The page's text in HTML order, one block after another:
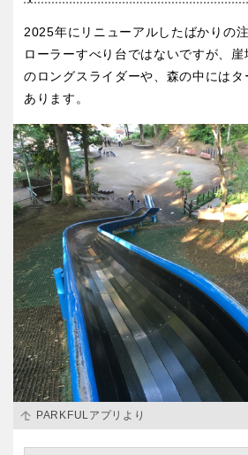
兵庫
中国・四国
鳥取
岡山
山口
香川
2025年にリニューアルしたばかりの
ローラーすべり台ではないですが、
のロングスライダーや、森の中にはタ
あります。
PARKFULアプリより